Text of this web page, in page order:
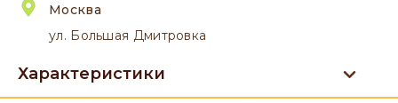
Москва
ул. Большая Дмитровка
Характеристики